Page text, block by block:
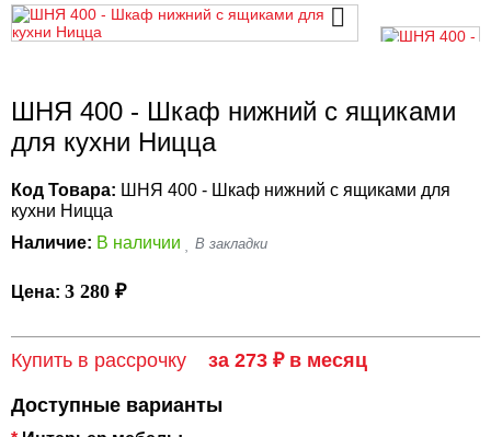
ШНЯ 400 - Шкаф нижний с ящиками
для кухни Ницца
Код Товара: ШНЯ 400 - Шкаф нижний с ящиками для
кухни Ницца
Наличие: В наличии
Цена: 3 280 ₽
Купить в рассрочку за 273 ₽ в месяц
Доступные варианты